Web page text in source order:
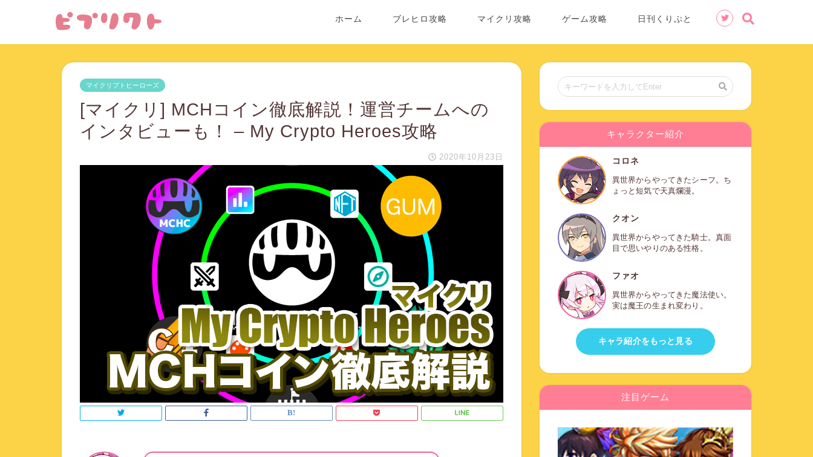
ホーム ブレヒロ攻略 マイクリ攻略 ゲーム攻略 日刊くりぷと
マイクリプトヒーローズ
[マイクリ] MCHコイン徹底解説！運営チームへの
インタビューも！ – My Crypto Heroes攻略
2020年10月23日
キャラクター紹介
コロネ
異世界からやってきたシーフ。ち
ょっと短気で天真爛漫。
クオン
異世界からやってきた騎士。真面
目で思いやりのある性格。
ファオ
異世界からやってきた魔法使い。
実は魔王の生まれ変わり。
キャラ紹介をもっと見る
注目ゲーム